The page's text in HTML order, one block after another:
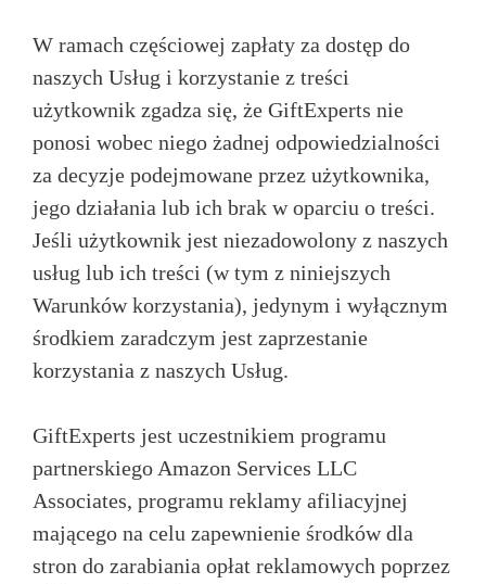
W ramach częściowej zapłaty za dostęp do
naszych Usług i korzystanie z treści
użytkownik zgadza się, że GiftExperts nie
ponosi wobec niego żadnej odpowiedzialności
za decyzje podejmowane przez użytkownika,
jego działania lub ich brak w oparciu o treści.
Jeśli użytkownik jest niezadowolony z naszych
usług lub ich treści (w tym z niniejszych
Warunków korzystania), jedynym i wyłącznym
środkiem zaradczym jest zaprzestanie
korzystania z naszych Usług.
GiftExperts jest uczestnikiem programu
partnerskiego Amazon Services LLC
Associates, programu reklamy afiliacyjnej
mającego na celu zapewnienie środków dla
stron do zarabiania opłat reklamowych poprzez